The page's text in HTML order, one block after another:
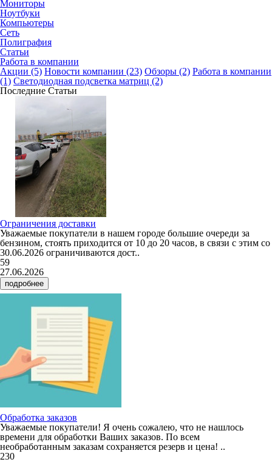
Мониторы
Ноутбуки
Компьютеры
Сеть
Полиграфия
Статьи
Работа в компании
Акции (5) Новости компании (23) Обзоры (2) Работа в компании
(1) Светодиодная подсветка матриц (2)
Последние Статьи
Ограничения доставки
Уважаемые покупатели в нашем городе большие очереди за
бензином, стоять приходится от 10 до 20 часов, в связи с этим со
30.06.2026 ограничиваются дост..
59
27.06.2026
подробнее
Обработка заказов
Уважаемые покупатели! Я очень сожалею, что не нашлось
времени для обработки Ваших заказов. По всем
необработанным заказам сохраняется резерв и цена! ..
230